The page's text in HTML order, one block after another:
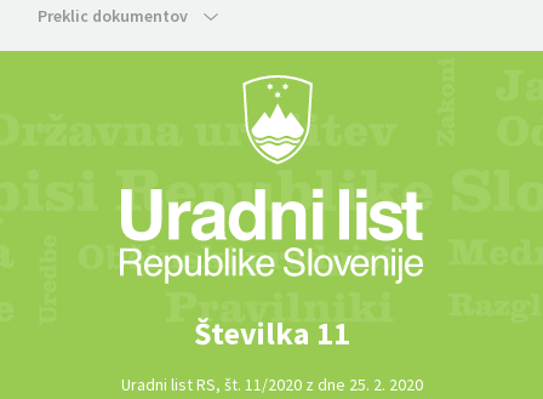
Preklic dokumentov
Številka 11
Uradni list RS, št. 11/2020 z dne 25. 2. 2020